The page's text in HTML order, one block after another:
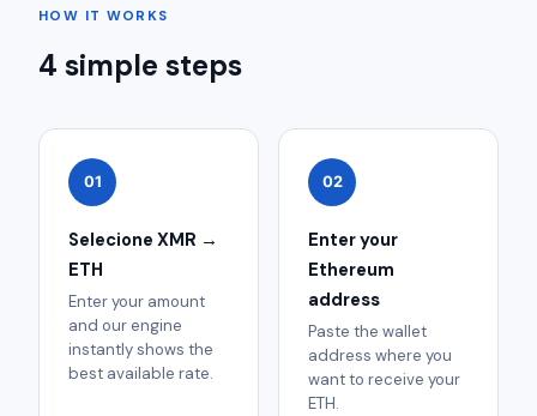
HOW IT WORKS
4 simple steps
01
Selecione XMR →
ETH
Enter your amount
and our engine
instantly shows the
best available rate.
02
Enter your
Ethereum
address
Paste the wallet
address where you
want to receive your
ETH.